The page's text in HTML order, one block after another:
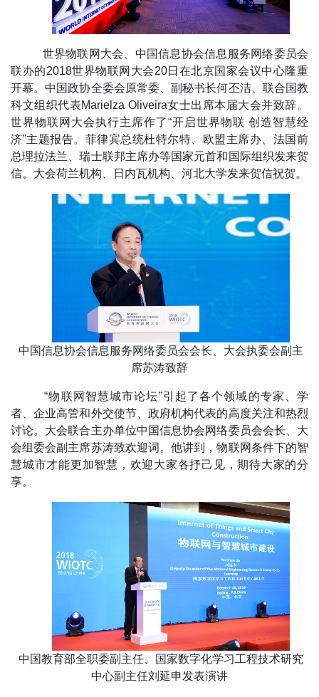
世界物联网大会、中国信息协会信息服务网络委员会
联办的2018世界物联网大会20日在北京国家会议中心隆重
开幕。中国政协全委会原常委、副秘书长何丕洁、联合国教
科文组织代表Marielza Oliveira女士出席本届大会并致辞。
世界物联网大会执行主席作了“开启世界物联 创造智慧经
济”主题报告。菲律宾总统杜特尔特、欧盟主席办、法国前
总理拉法兰、瑞士联邦主席办等国家元首和国际组织发来贺
信。大会荷兰机构、日内瓦机构、河北大学发来贺信祝贺。
中国信息协会信息服务网络委员会会长、大会执委会副主
席苏涛致辞
“物联网智慧城市论坛”引起了各个领域的专家、学
者、企业高管和外交使节、政府机构代表的高度关注和热烈
讨论。大会联合主办单位中国信息协会网络委员会会长、大
会组委会副主席苏涛致欢迎词。他讲到，物联网条件下的智
慧城市才能更加智慧，欢迎大家各抒己见，期待大家的分
享。
中国教育部全职委副主任、国家数字化学习工程技术研究
中心副主任刘延申发表演讲